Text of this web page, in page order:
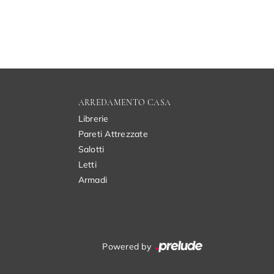
ARREDAMENTO CASA
Librerie
Pareti Attrezzate
Salotti
Letti
Armadi
Powered by